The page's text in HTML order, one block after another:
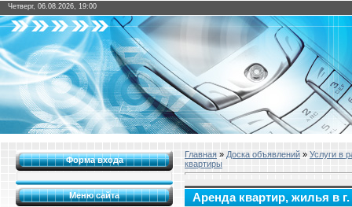
Четверг, 06.08.2026, 19:00
Форма входа
Меню сайта
Главная » Доска объявлений » Услуги в
квартиры
Аренда квартир, жилья в